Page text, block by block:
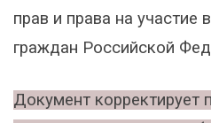
прав и права на участие
граждан Российской
Документ